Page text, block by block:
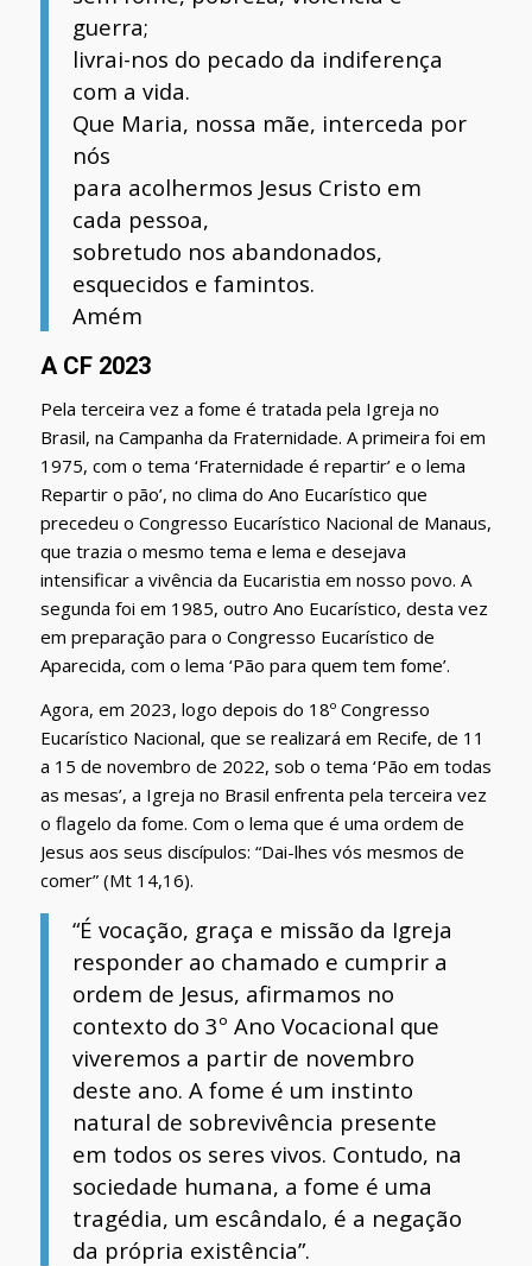
guerra;
livrai-nos do pecado da indiferença
com a vida.
Que Maria, nossa mãe, interceda por
nós
para acolhermos Jesus Cristo em
cada pessoa,
sobretudo nos abandonados,
esquecidos e famintos.
Amém
A CF 2023
Pela terceira vez a fome é tratada pela Igreja no
Brasil, na Campanha da Fraternidade. A primeira foi em
1975, com o tema ‘Fraternidade é repartir’ e o lema
Repartir o pão’, no clima do Ano Eucarístico que
precedeu o Congresso Eucarístico Nacional de Manaus,
que trazia o mesmo tema e lema e desejava
intensificar a vivência da Eucaristia em nosso povo. A
segunda foi em 1985, outro Ano Eucarístico, desta vez
em preparação para o Congresso Eucarístico de
Aparecida, com o lema ‘Pão para quem tem fome’.
Agora, em 2023, logo depois do 18º Congresso
Eucarístico Nacional, que se realizará em Recife, de 11
a 15 de novembro de 2022, sob o tema ‘Pão em todas
as mesas’, a Igreja no Brasil enfrenta pela terceira vez
o flagelo da fome. Com o lema que é uma ordem de
Jesus aos seus discípulos: “Dai-lhes vós mesmos de
comer” (Mt 14,16).
“É vocação, graça e missão da Igreja
responder ao chamado e cumprir a
ordem de Jesus, afirmamos no
contexto do 3º Ano Vocacional que
viveremos a partir de novembro
deste ano. A fome é um instinto
natural de sobrevivência presente
em todos os seres vivos. Contudo, na
sociedade humana, a fome é uma
tragédia, um escândalo, é a negação
da própria existência”.